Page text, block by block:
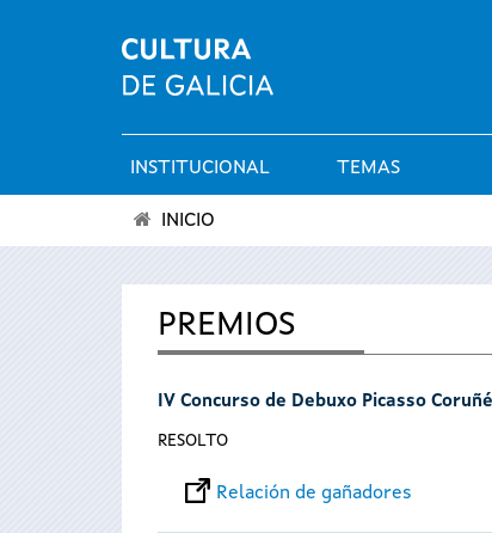
Menú
principal
INSTITUCIONAL TEMAS
está
INICIO
PREMIOS
IV Concurso de Debuxo Picasso
RESOLTO
Relación de gañadores